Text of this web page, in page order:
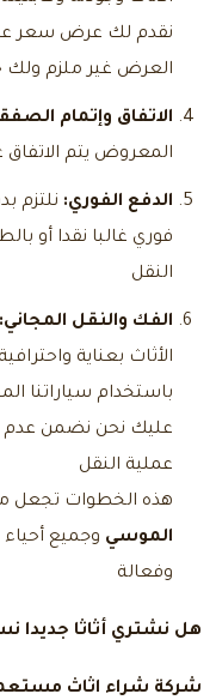
نقدم لك عرض سعر
العرض غير ملزم ولك
الاتفاق وإتمام
المعروض يتم
الدفع الفوري: نلتزم
فوري غالبا نقدا أو
النقل
الفك والنقل المجاني:
الأثاث بعناية
باستخدام سياراتنا
عليك نحن نضمن عدم
عملية النقل
هذه الخطوات تجعل
الموسي وجميع
وفعالة
هل نشتري أثاثا جديدا
شركة شراء اثاث